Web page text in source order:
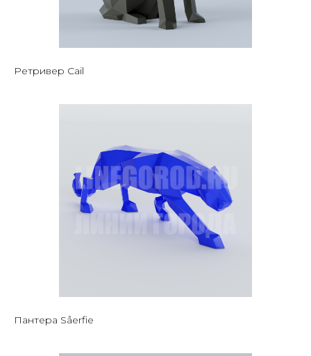
Ретривер Cail
Пантера Såerfie